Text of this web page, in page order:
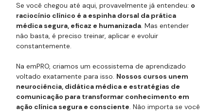
Se você chegou até aqui, provavelmente já entendeu: o
raciocínio clínico é a espinha dorsal da prática
médica segura, eficaz e humanizada. Mas entender
não basta, é preciso treinar, aplicar e evoluir
constantemente.
Na emPRO, criamos um ecossistema de aprendizado
voltado exatamente para isso. Nossos cursos unem
neurociência, didática médica e estratégias de
comunicação para transformar conhecimento em
ação clínica segura e consciente. Não importa se você